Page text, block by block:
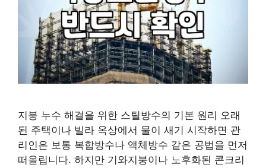
지붕 누수 해결을 위한 스틸방수의 기본 원리 오래
된 주택이나 빌라 옥상에서 물이 새기 시작하면 관
리인은 보통 복합방수나 액체방수 같은 공법을 먼저
떠올립니다. 하지만 기와지붕이나 노후화된 콘크리